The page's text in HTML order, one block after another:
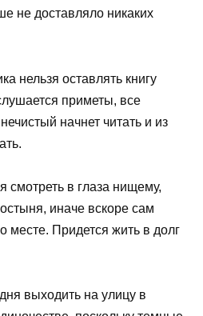
не доставляло никаких
нельзя оставлять книгу
приметы, все
начнет читать и из
смотреть в глаза нищему,
иначе вскоре сам
месте. Придется жить в долг
выходить на улицу в